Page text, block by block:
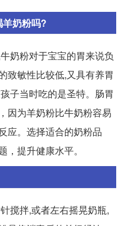
奶粉吗?
奶粉对于宝宝的胃来说负
致敏性比较低,又具有养胃
子当时吃的是圣特。肠胃
因为羊奶粉比牛奶粉容易
应。选择适合的奶粉品
提升健康水平。
搅拌,或者左右摇晃奶瓶,